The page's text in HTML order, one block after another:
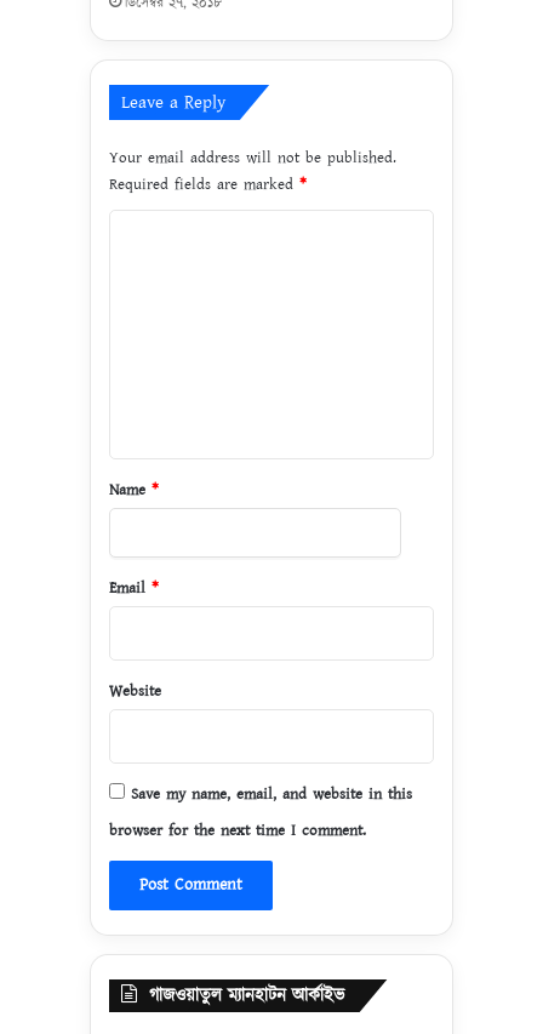
র
!
Leave a Reply
Your email address will not be published.
Required fields are marked *
*
Name *
Email *
Website
Save my name, email, and website in this
browser for the next time I comment.
গাজওয়াতুল ম্যানহাটন আর্কাইভ